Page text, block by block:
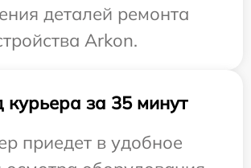
деталей ремонта
Arkon.
курьера за 35 минут
приедет в удобное